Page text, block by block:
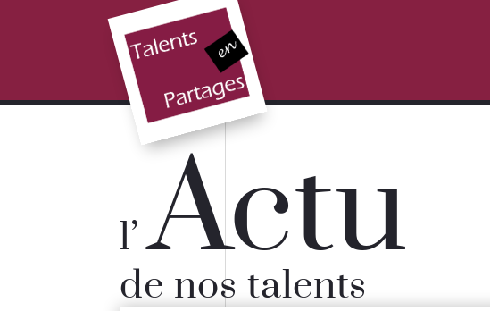
l’Actu
de nos talents